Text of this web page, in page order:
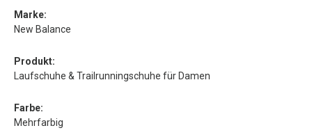
Marke:
New Balance
Produkt:
Laufschuhe & Trailrunningschuhe für Damen
Farbe:
Mehrfarbig